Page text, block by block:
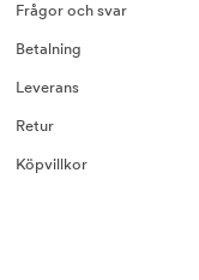
Frågor och svar
Betalning
Leverans
Retur
Köpvillkor